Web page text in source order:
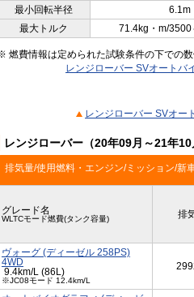
最小回転半径
6.1m
最大トルク
71.4kg・m/
燃費情報は定められた試験条件の下での
レンジローバー SVオートバ
レンジローバー SVオー
レンジローバー（20年09月～21年
排気量/使用燃料・エンジン/ミッション/新
グレード名
WLTCモード燃費(タンク容量) 排
ヴォーグ (ディーゼル 258PS)
4WD
9.4km/L (86L)
※JC08モード 12.4km/L